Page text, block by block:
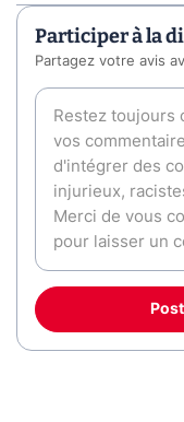
Participer à la
Partagez votre avis